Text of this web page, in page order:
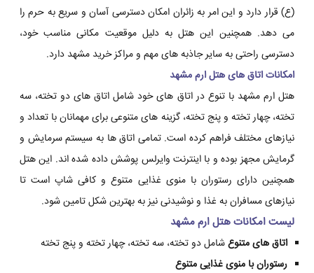
(ع) قرار دارد و این امر به زائران امکان دسترسی آسان و سریع به حرم را
می دهد. همچنین این هتل به دلیل موقعیت مکانی مناسب خود،
دسترسی راحتی به سایر جاذبه های مهم و مراکز خرید مشهد دارد.
امکانات اتاق های هتل ارم مشهد
هتل ارم مشهد با تنوع در اتاق های خود شامل اتاق های دو تخته، سه
تخته، چهار تخته و پنج تخته، گزینه های متنوعی برای مهمانان با تعداد و
نیازهای مختلف فراهم کرده است. تمامی اتاق ها به سیستم سرمایش و
گرمایش مجهز بوده و با اینترنت وایرلس پوشش داده شده اند. این هتل
همچنین دارای رستوران با منوی غذایی متنوع و کافی شاپ است تا
نیازهای مسافران به غذا و نوشیدنی نیز به بهترین شکل تامین شود.
لیست امکانات هتل ارم مشهد
اتاق های متنوعشامل دو تخته، سه تخته، چهار تخته و پنج تخته
رستوران با منوی غذایی متنوع